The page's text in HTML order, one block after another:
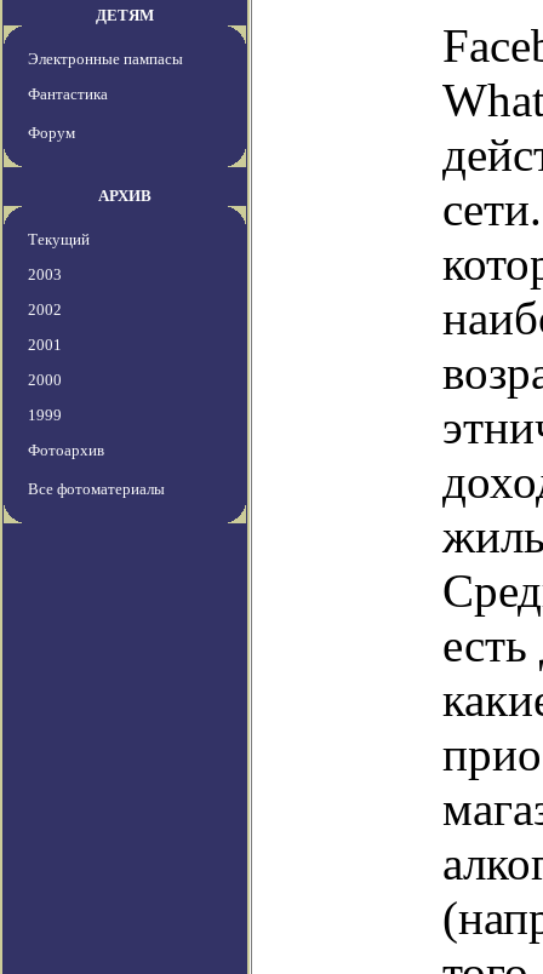
ДЕТЯМ
Электронные пампасы
Фантастика
Форум
АРХИВ
Текущий
2003
2002
2001
2000
1999
Фотоархив
Все фотоматериалы